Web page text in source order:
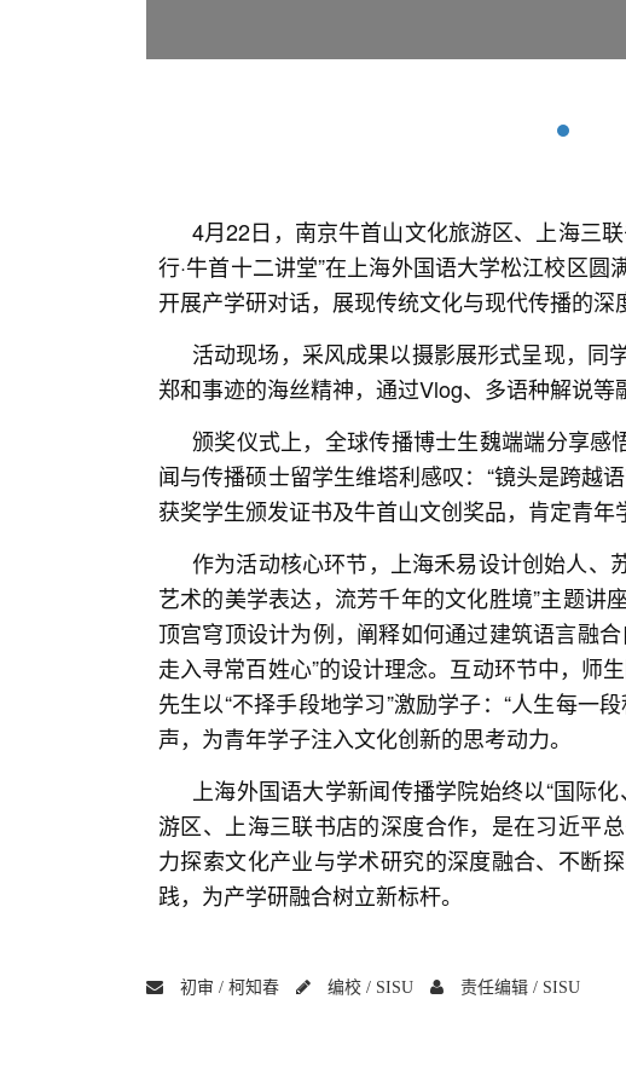
4月22日，南京牛首山文化旅游区、上海三
行·牛首十二讲堂”在上海外国语大学松江校区
开展产学研对话，展现传统文化与现代传播的深
活动现场，采风成果以摄影展形式呈现，同
郑和事迹的海丝精神，通过Vlog、多语种解说
颁奖仪式上，全球传播博士生魏端端分享感
闻与传播硕士留学生维塔利感叹：“镜头是跨越
获奖学生颁发证书及牛首山文创奖品，肯定青年
作为活动核心环节，上海禾易设计创始人、
艺术的美学表达，流芳千年的文化胜境”主题讲
顶宫穹顶设计为例，阐释如何通过建筑语言融
走入寻常百姓心”的设计理念。互动环节中，师
先生以“不择手段地学习”激励学子：“人生每一
声，为青年学子注入文化创新的思考动力。
上海外国语大学新闻传播学院始终以“国际
游区、上海三联书店的深度合作，是在习近平
力探索文化产业与学术研究的深度融合、不断
践，为产学研融合树立新标杆。
初审 / 柯知春 编校 / SISU 责任编辑 / SISU